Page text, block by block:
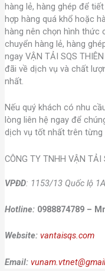
hàng lẻ, hàng ghép để
hợp hàng quá khổ hoặc
hàng nên chọn hình thức
chuyển hàng lẻ, hàng
ngay VẬN TẢI SQS
đãi về dịch vụ và chất
nhất.
Nếu quý khách có nhu
lòng liên hệ ngay để
dịch vụ tốt nhất trên từng
CÔNG TY TNHH VẬN TẢI
VPĐD: 1153/13 Quốc lộ
Hotline: 0988874789 –
Website: vantaisqs.com
Email: